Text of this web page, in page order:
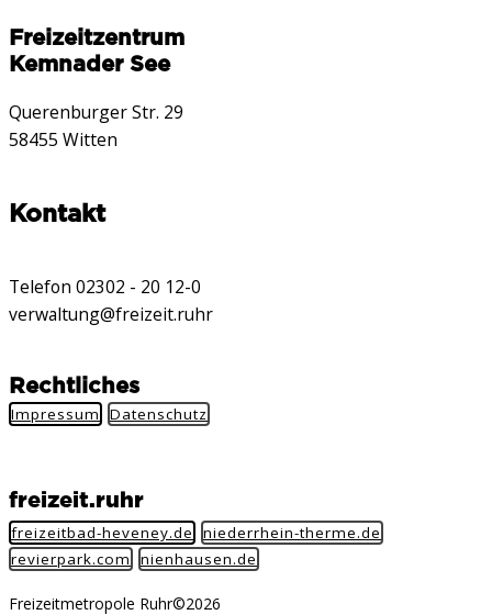
Freizeitzentrum
Kemnader See
Querenburger Str. 29
58455 Witten
Kontakt
Telefon 02302 - 20 12-0
verwaltung@freizeit.ruhr
Rechtliches
Impressum Datenschutz
freizeit.ruhr
freizeitbad-heveney.de
niederrhein-therme.de
revierpark.com
nienhausen.de
Freizeitmetropole Ruhr©2026